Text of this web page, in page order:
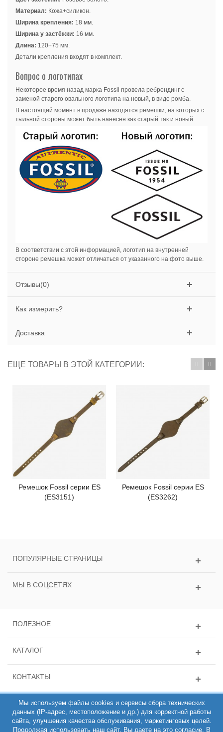
Материал: Кожа+силикон.
Ширина крепления: 18 мм.
Ширина у застёжки: 16 мм.
Длина: 120+75 мм.
Детали крепления входят в комплект.
Вопрос о логотипах
Некоторое время назад марка Fossil провела ребрендинг с
заменой старого овального логотипа на новый, в виде ромба.
В настоящий момент в продаже находятся ремешки, на которых с
тыльной стороны может быть нанесен как старый так и новый.
В соответствии с этой информацией, логотип на внутренней
стороне ремешка может отличаться от указанного на фото выше.
Отзывы(0)
Как измерить?
Доставка
ЕЩЕ ТОВАРЫ В ЭТОЙ КАТЕГОРИИ:
Ремешок Fossil серии ES
(ES3151)
Ремешок Fossil серии ES
(ES3262)
ПОПУЛЯРНЫЕ СТРАНИЦЫ
МЫ В СОЦСЕТЯХ
ПОЛЕЗНОЕ
КАТАЛОГ
КОНТАКТЫ
Мы используем файлы cookies и сервисы сбора технических
данных (IP-адрес, местоположение и др.) для корректной работы
сайта, улучшения качества обслуживания, маркетинговых целей.
Продолжая использовать наш сайт, Вы даете на это согласие. В